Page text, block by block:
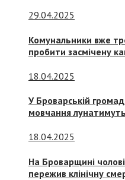
29.04.2025
Комунальники вже
пробити засмічену
18.04.2025
У Броварській
мовчання
18.04.2025
На Броварщині
пережив клінічну